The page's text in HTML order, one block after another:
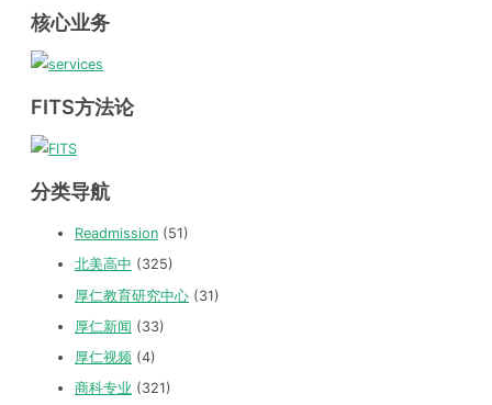
核心业务
FITS方法论
分类导航
Readmission (51)
北美高中 (325)
厚仁教育研究中心 (31)
厚仁新闻 (33)
厚仁视频 (4)
商科专业 (321)